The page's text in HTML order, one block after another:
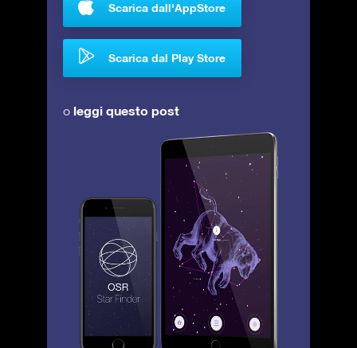
Scarica dall'AppStore
Scarica dal Play Store
o leggi questo post